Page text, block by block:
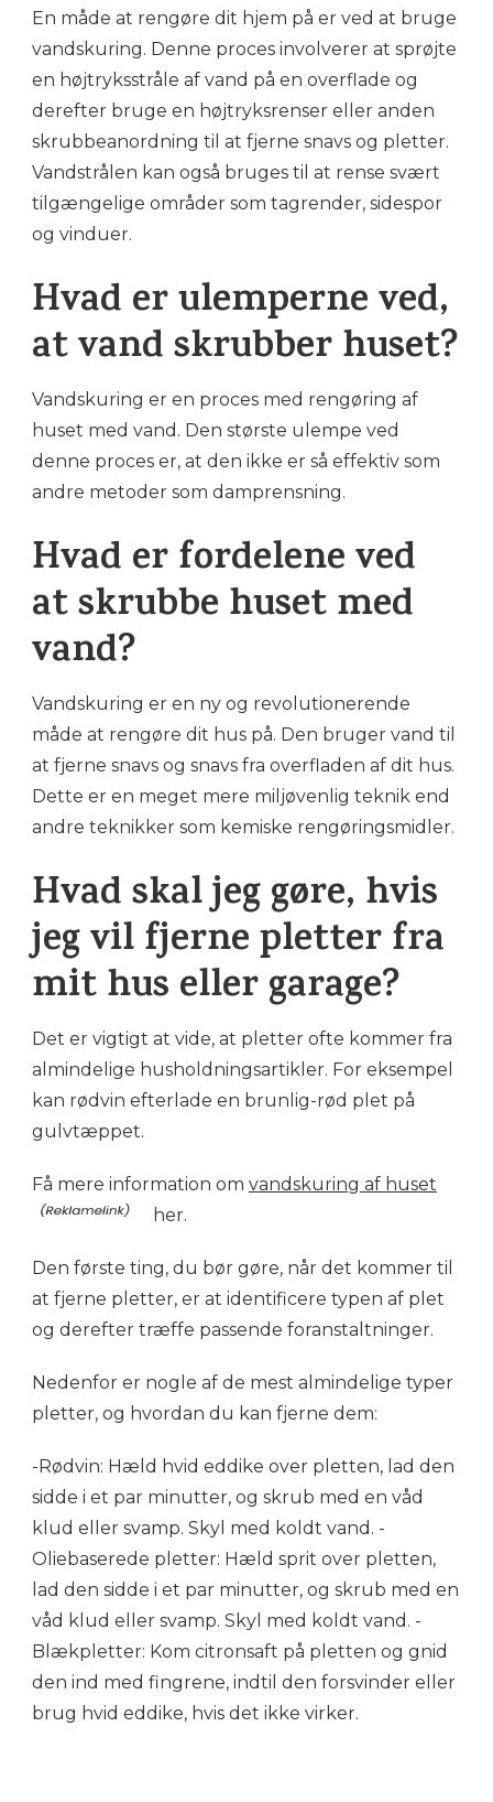
En måde at rengøre dit hjem på er ved at bruge
vandskuring. Denne proces involverer at sprøjte
en højtryksstråle af vand på en overflade og
derefter bruge en højtryksrenser eller anden
skrubbeanordning til at fjerne snavs og pletter.
Vandstrålen kan også bruges til at rense svært
tilgængelige områder som tagrender, sidespor
og vinduer.
Hvad er ulemperne ved,
at vand skrubber huset?
Vandskuring er en proces med rengøring af
huset med vand. Den største ulempe ved
denne proces er, at den ikke er så effektiv som
andre metoder som damprensning.
Hvad er fordelene ved
at skrubbe huset med
vand?
Vandskuring er en ny og revolutionerende
måde at rengøre dit hus på. Den bruger vand til
at fjerne snavs og snavs fra overfladen af dit hus.
Dette er en meget mere miljøvenlig teknik end
andre teknikker som kemiske rengøringsmidler.
Hvad skal jeg gøre, hvis
jeg vil fjerne pletter fra
mit hus eller garage?
Det er vigtigt at vide, at pletter ofte kommer fra
almindelige husholdningsartikler. For eksempel
kan rødvin efterlade en brunlig-rød plet på
gulvtæppet.
Få mere information om vandskuring af huset
her.
Den første ting, du bør gøre, når det kommer til
at fjerne pletter, er at identificere typen af plet
og derefter træffe passende foranstaltninger.
Nedenfor er nogle af de mest almindelige typer
pletter, og hvordan du kan fjerne dem:
-Rødvin: Hæld hvid eddike over pletten, lad den
sidde i et par minutter, og skrub med en våd
klud eller svamp. Skyl med koldt vand. -
Oliebaserede pletter: Hæld sprit over pletten,
lad den sidde i et par minutter, og skrub med en
våd klud eller svamp. Skyl med koldt vand. -
Blækpletter: Kom citronsaft på pletten og gnid
den ind med fingrene, indtil den forsvinder eller
brug hvid eddike, hvis det ikke virker.